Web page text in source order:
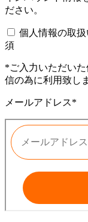
ださい。
個人情報の取
須
*ご入力いただい
信の為に利用致し
メールアドレス*